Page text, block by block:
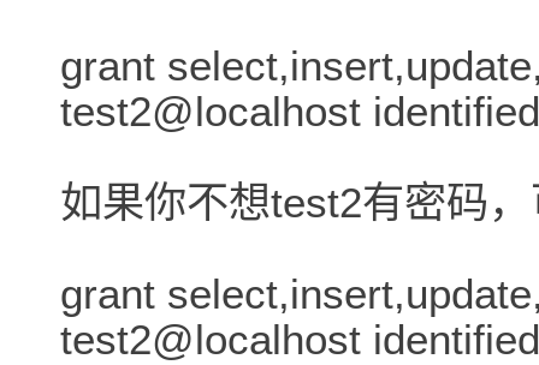
grant
test2@localhost
如果你不想test2有密码
grant
test2@localhost